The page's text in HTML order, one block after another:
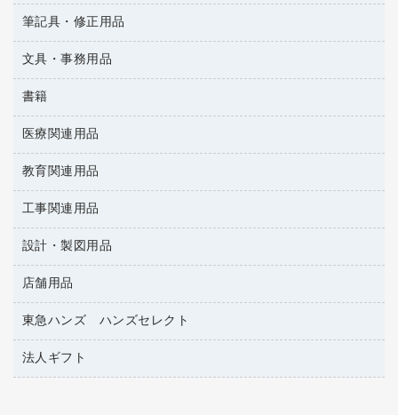
ティッシュペーパー
ダストボックス
タオル・アメニティ用品
スリッパ・サンダル・シューズ
スポーツ・レジャー用品
ゴミ袋
キッチン用品
懐中電灯・ライト
ＯＡタップ／延長コード
ラベルテープ
その他電子文具
粘着メモ
伝票
典礼用品
帳簿
額縁
各種用紙
ルーズリーフ
名刺整理用品
板目表紙・綴込表紙
背幅が伸びるファイル
統一伝票用ファイル
収納保存用品
レターファイル
リングファイル
プレゼン用ファイル
ファイルボックス
パイプ式ファイル
その他ファイル
筆記具・修正用品
万年筆
筆ペン
消しゴム
修正液・修正ペン
修正テープ
鉛筆
マーキングペン（油性）
マーキングペン（水性）
ボールペン（油性）
文具・事務用品
輪ゴム
両面テープ
名札
保管・整理用品
壁面／足元収納
備品／小物ケース
透明テープ 事務用
電話台
書籍
雑誌
パソコンソフト
医療関連用品
保健用品
使い捨て手袋
感染症対策用品
介護用品
医療関連用品
教育関連用品
教育関連用品
工事関連用品
工事関連用品
屋外用品
設計・製図用品
設計・製図用品
店舗用品
店舗運営用品
陳列什器
紙手提げ袋
東急ハンズ ハンズセレクト
東急ハンズ
法人ギフト